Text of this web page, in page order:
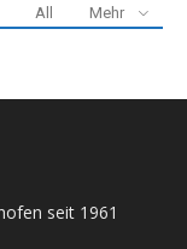
All Mehr
seit 1961